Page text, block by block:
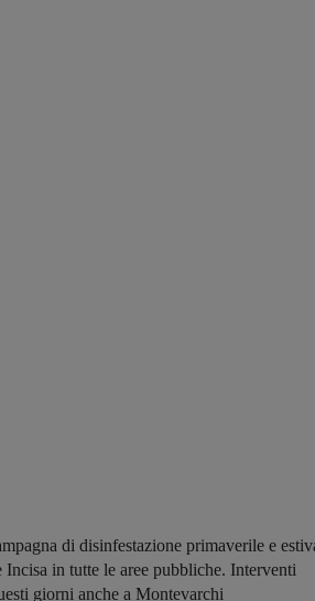
di disinfestazione primaverile e
in tutte le aree pubbliche. Interventi
giorni anche a Montevarchi